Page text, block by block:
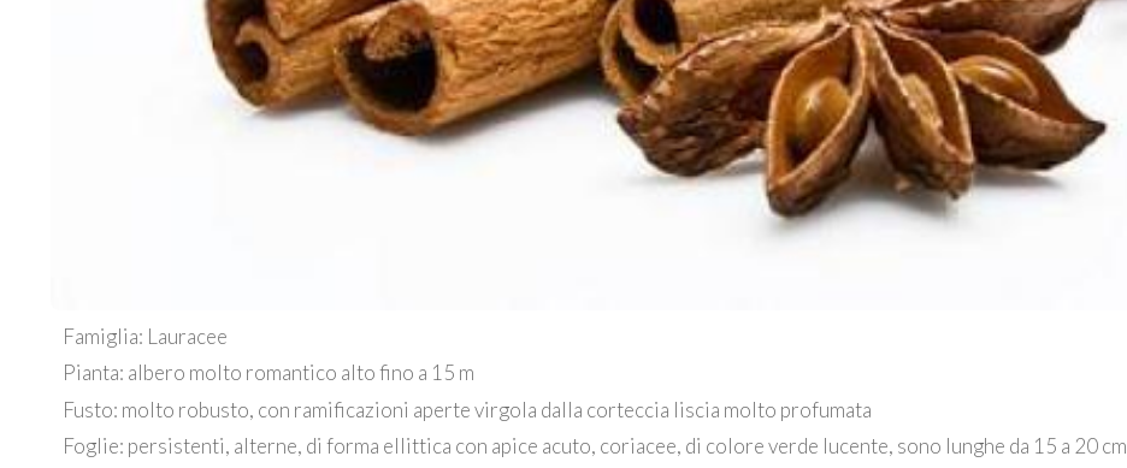
Famiglia: Lauracee
Pianta: albero molto romantico alto fino a 15 m
Fusto: molto robusto, con ramificazioni aperte virgola dalla corteccia liscia molto profumata
Foglie: persistenti, alterne, di forma ellittica con apice acuto, coriacee, di colore verde lucente, sono lunghe da 15 a 20 cm